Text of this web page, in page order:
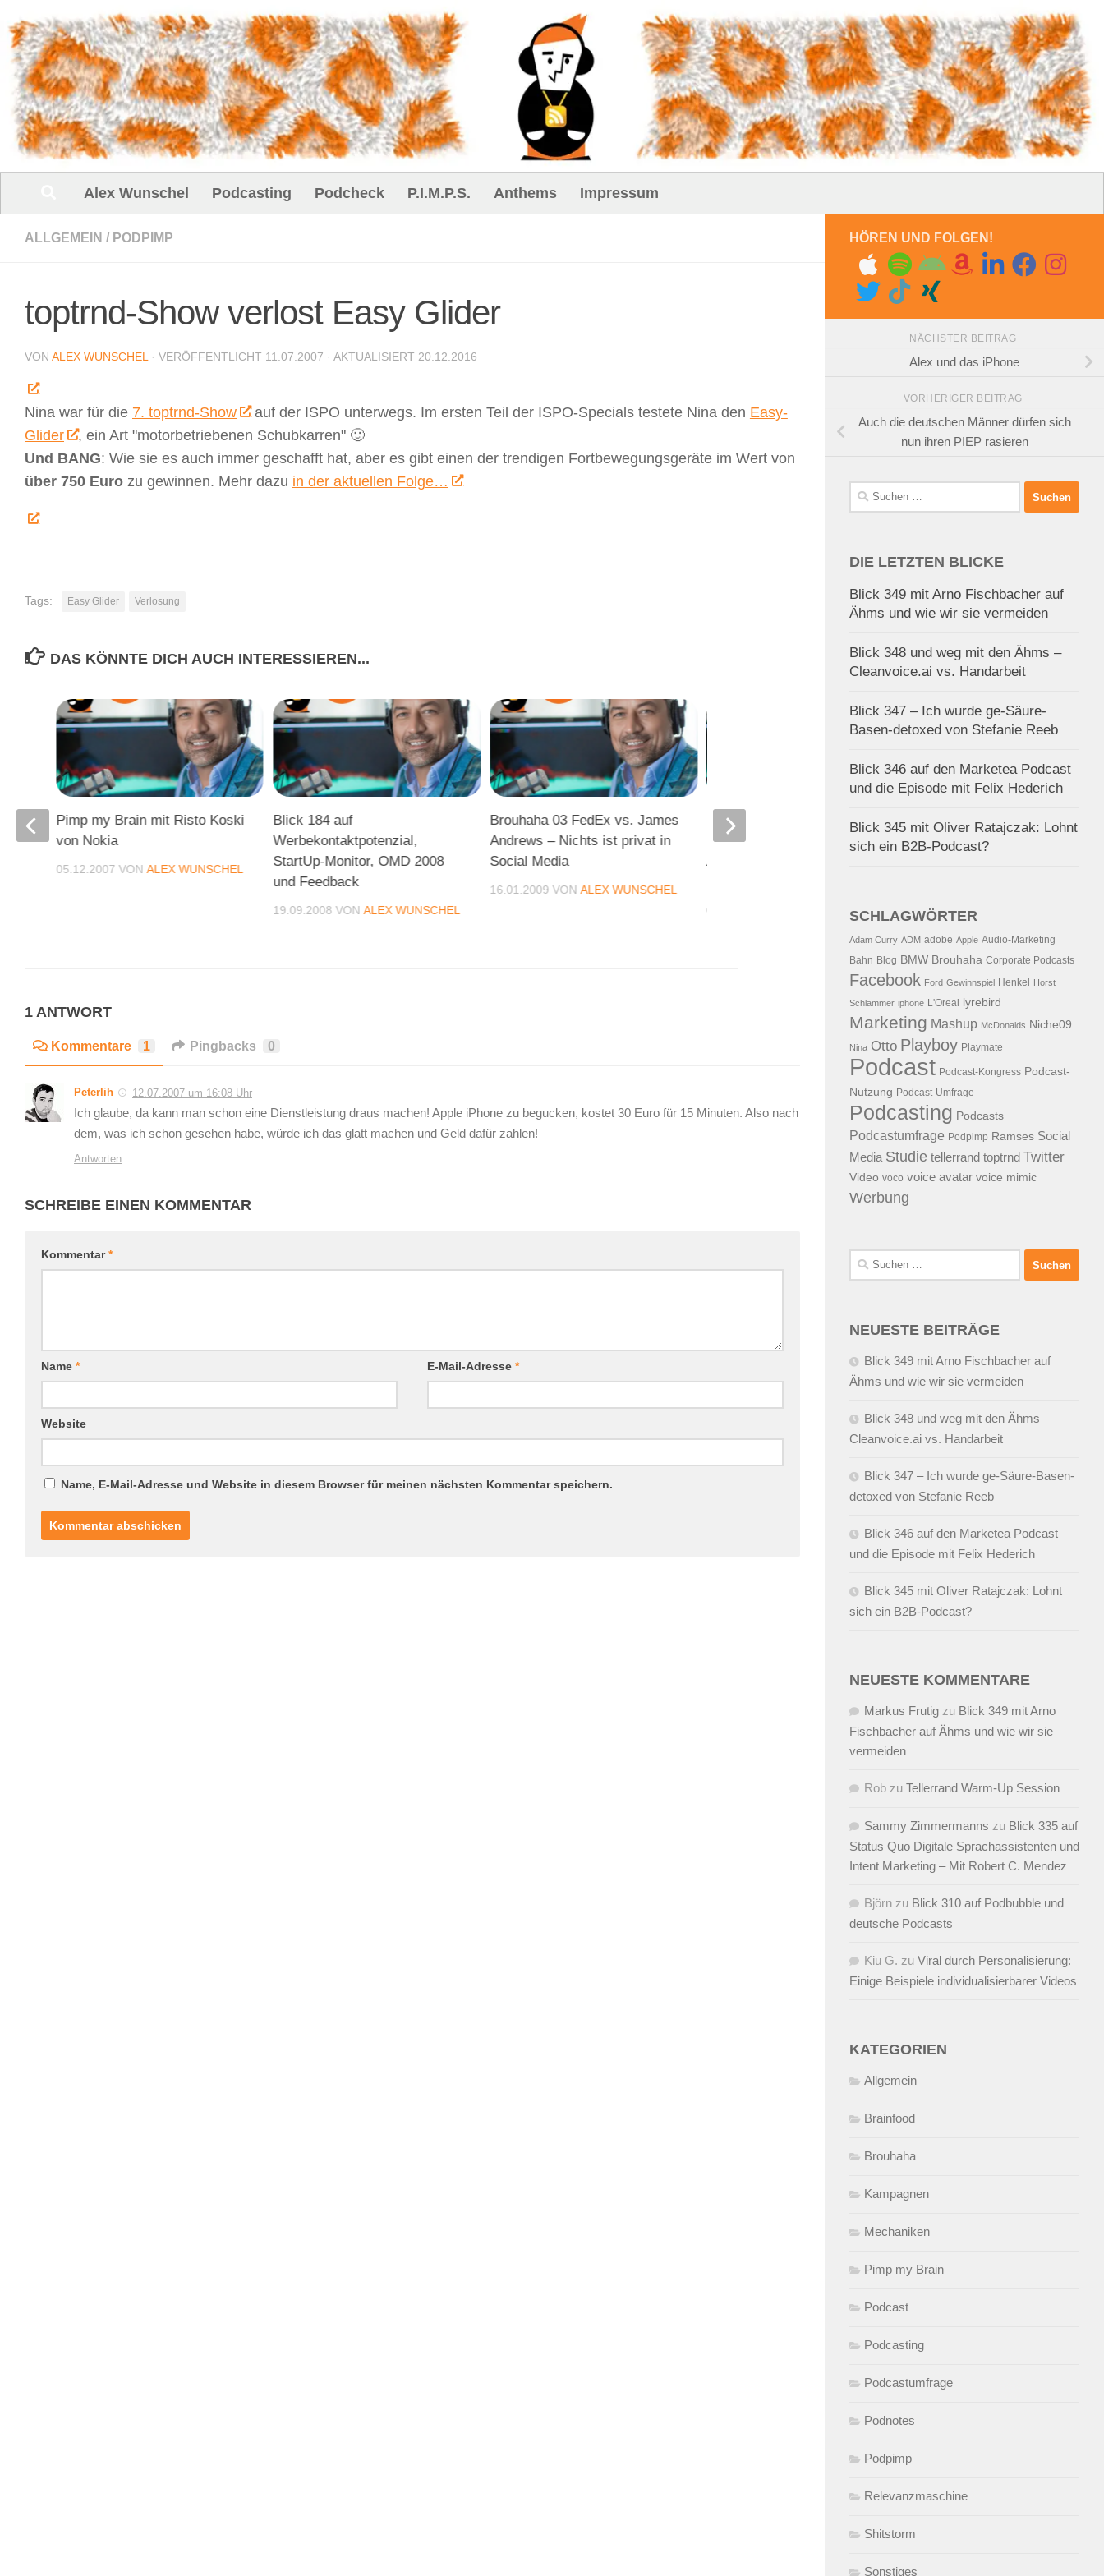
Unter dem Inhalt
Alex Wunschel Podcasting Podcheck P.I.M.P.S. Anthems Impressum
ALLGEMEIN / PODPIMP
toptrnd-Show verlost Easy Glider
VON ALEX WUNSCHEL · VERÖFFENTLICHT 11.07.2007 · AKTUALISIERT 20.12.2016
Nina war für die 7. toptrnd-Show auf der ISPO unterwegs. Im ersten Teil der ISPO-Specials testete Nina den Easy-
Glider
, ein Art "motorbetriebenen Schubkarren" 🙂
Und BANG: Wie sie es auch immer geschafft hat, aber es gibt einen der trendigen Fortbewegungsgeräte im Wert von
über 750 Euro zu gewinnen. Mehr dazu in der aktuellen Folge…
Tags: Easy Glider Verlosung
DAS KÖNNTE DICH AUCH INTERESSIEREN...
Blick 184 auf
Werbekontaktpotenzial,
StartUp-Monitor, OMD 2008
und Feedback
19.09.2008 VONALEX WUNSCHEL
Brouhaha 03 FedEx vs. James
Andrews – Nichts ist privat in
Social Media
16.01.2009 VONALEX WUNSCHEL
Blick 230 auf Amazon, virales
Buchmarketing, United
Airlines, Oberstaufen-Plus und
07.11.2009 ALEX WUNSCHEL
Blick 94 Virale T-Com und T-
City Görlitz
Pimp my Brain mit Risto Koski
von Nokia
05.12.2007 VONALEX WUNSCHEL
1 ANTWORT
Kommentare 1 Pingbacks 0
Peterlih 12.07.2007 um 16:08 Uhr
Ich glaube, da kann man schon eine Dienstleistung draus machen! Apple iPhone zu begucken, kostet 30 Euro für 15 Minuten. Also nach
dem, was ich schon gesehen habe, würde ich das glatt machen und Geld dafür zahlen!
Antworten
SCHREIBE EINEN KOMMENTAR
Kommentar*
Name * E-Mail-Adresse*
Website
Name, E-Mail-Adresse und Website in diesem Browser für meinen nächsten Kommentar speichern.
HÖREN UND FOLGEN!
NÄCHSTER BEITRAG
Alex und das iPhone
VORHERIGER BEITRAG
Auch die deutschen Männer dürfen sich
nun ihren PIEP rasieren
Suchen
nach:
DIE LETZTEN BLICKE
Blick 349 mit Arno Fischbacher auf
Ähms und wie wir sie vermeiden
Blick 348 und weg mit den Ähms –
Cleanvoice.ai vs. Handarbeit
Blick 347 – Ich wurde ge-Säure-
Basen-detoxed von Stefanie Reeb
Blick 346 auf den Marketea Podcast
und die Episode mit Felix Hederich
Blick 345 mit Oliver Ratajczak: Lohnt
sich ein B2B-Podcast?
SCHLAGWÖRTER
Adam Curry ADM adobe Apple Audio-Marketing
Bahn Blog BMW Brouhaha Corporate Podcasts
Facebook Ford Gewinnspiel Henkel Horst
Schlämmer iphone L'Oreal lyrebird
Marketing Mashup McDonalds Niche09
Nina Otto Playboy Playmate
Podcast Podcast-Kongress Podcast-
Nutzung Podcast-Umfrage
Podcasting Podcasts
Podcastumfrage Podpimp Ramses Social
Media Studie tellerrand toptrnd Twitter
Video voco voice avatar voice mimic
Werbung
Suchen
nach:
NEUESTE BEITRÄGE
Blick 349 mit Arno Fischbacher auf
Ähms und wie wir sie vermeiden
Blick 348 und weg mit den Ähms –
Cleanvoice.ai vs. Handarbeit
Blick 347 – Ich wurde ge-Säure-Basen-
detoxed von Stefanie Reeb
Blick 346 auf den Marketea Podcast
und die Episode mit Felix Hederich
Blick 345 mit Oliver Ratajczak: Lohnt
sich ein B2B-Podcast?
NEUESTE KOMMENTARE
Markus Frutig zu Blick 349 mit Arno
Fischbacher auf Ähms und wie wir sie
vermeiden
Rob zu Tellerrand Warm-Up Session
Sammy Zimmermanns zu Blick 335 auf
Status Quo Digitale Sprachassistenten und
Intent Marketing – Mit Robert C. Mendez
Björn zu Blick 310 auf Podbubble und
deutsche Podcasts
Kiu G. zu Viral durch Personalisierung:
Einige Beispiele individualisierbarer Videos
KATEGORIEN
Allgemein
Brainfood
Brouhaha
Kampagnen
Mechaniken
Pimp my Brain
Podcast
Podcasting
Podcastumfrage
Podnotes
Podpimp
Relevanzmaschine
Shitstorm
Sonstiges